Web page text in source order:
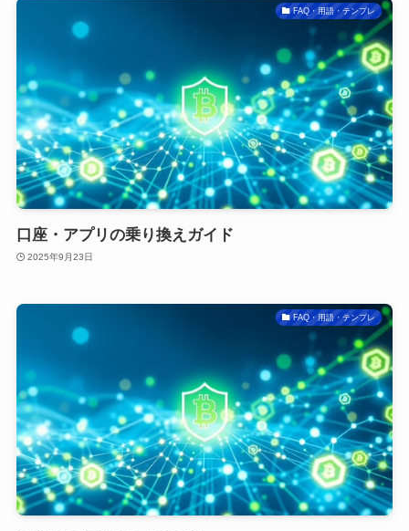
FAQ・用語・テンプレ
口座・アプリの乗り換えガイド
2025年9月23日
FAQ・用語・テンプレ